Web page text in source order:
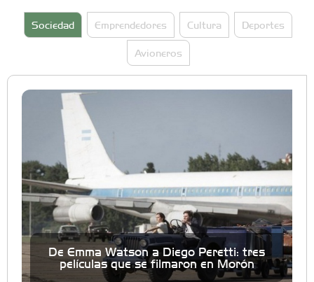
Sociedad Emprendedores Cultura Deportes
Avioneros
De Emma Watson a Diego Peretti: tres
películas que se filmaron en Morón